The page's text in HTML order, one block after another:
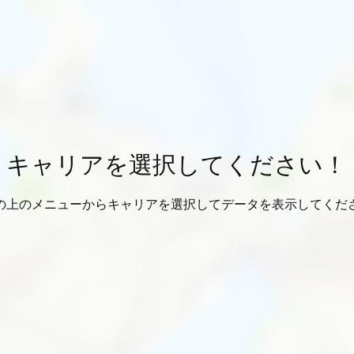
キャリアを選択してください！
上のメニューからキャリアを選択してデータを表示してくだ